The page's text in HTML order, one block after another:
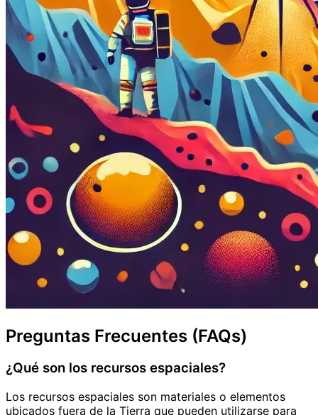
Preguntas Frecuentes (FAQs)
¿Qué son los recursos espaciales?
Los recursos espaciales son materiales o elementos
ubicados fuera de la Tierra que pueden utilizarse para